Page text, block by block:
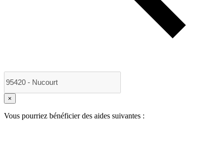
×
Vous pourriez bénéficier des aides suivantes :